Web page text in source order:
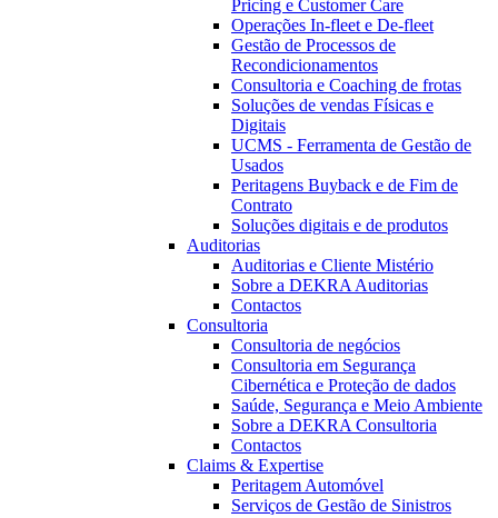
Pricing e Customer Care
Operações In-fleet e De-fleet
Gestão de Processos de
Recondicionamentos
Consultoria e Coaching de frotas
Soluções de vendas Físicas e
Digitais
UCMS - Ferramenta de Gestão de
Usados
Peritagens Buyback e de Fim de
Contrato
Soluções digitais e de produtos
Auditorias
Auditorias e Cliente Mistério
Sobre a DEKRA Auditorias
Contactos
Consultoria
Consultoria de negócios
Consultoria em Segurança
Cibernética e Proteção de dados
Saúde, Segurança e Meio Ambiente
Sobre a DEKRA Consultoria
Contactos
Claims & Expertise
Peritagem Automóvel
Serviços de Gestão de Sinistros